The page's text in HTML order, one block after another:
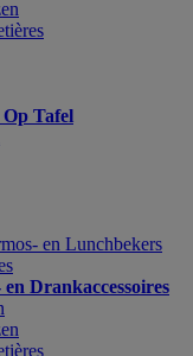
Tafel
en Lunchbekers
Drankaccessoires